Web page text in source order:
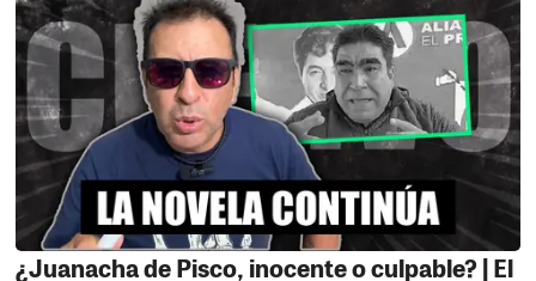
Hospital de Apoyo de Palpa, a cargo del Dr. Víctor
Manuel Núñez Sánchez, realizó una importante
campaña médica destinada a sectores de escasos
recursos. Gracias a sus gestiones, se logró la
participación de médicos procedentes de Brasil y
Arequipa, quienes llevaron a cabo una maratón
quirúrgica los días 22 y 23 de mayo en especialidad de
cirugía plástica. Se atendieron casos como
septoplastia, blefaroplastia, cicatrices queloides,
exéresis de lunares, secuelas de quemaduras y
¿Juanacha de Pisco, inocente o culpable? | El